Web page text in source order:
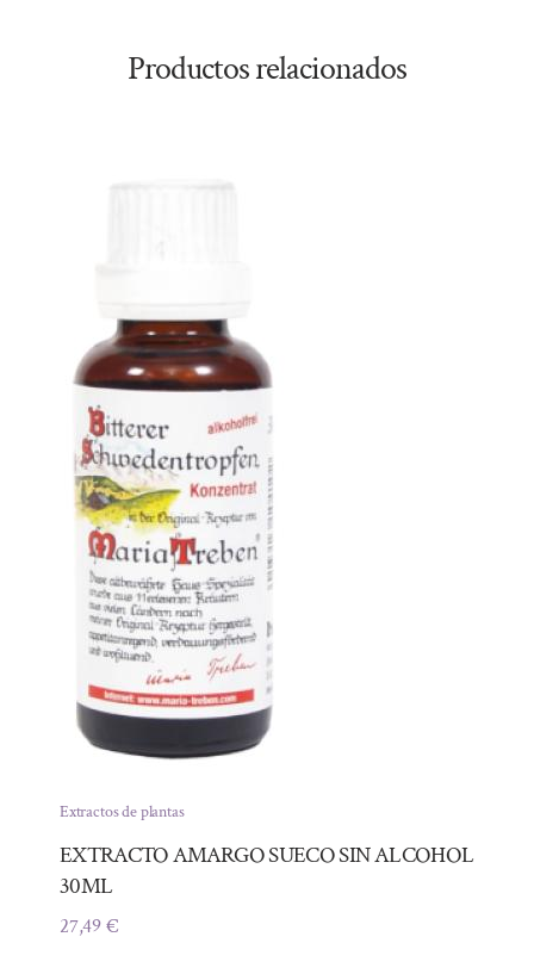
Productos relacionados
Extractos de plantas
EXTRACTO AMARGO SUECO SIN ALCOHOL
30ML
27,49€